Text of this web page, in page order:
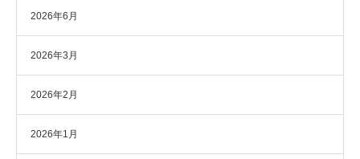
2026年6月
2026年3月
2026年2月
2026年1月